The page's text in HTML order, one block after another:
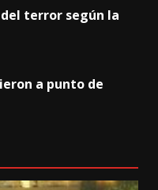
terror según la
a punto de